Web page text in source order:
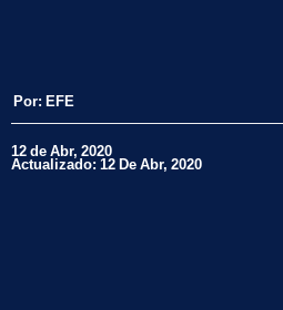
Por: EFE
12 de Abr, 2020
Actualizado: 12 De Abr, 2020